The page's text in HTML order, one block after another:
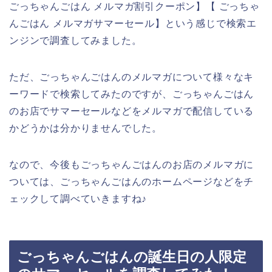
ごっちゃんごはん メルマガ割引クーポン】【 ごっちゃ
んごはん メルマガサマーセール】という感じで検索エ
ンジンで調査してみました。
ただ、ごっちゃんごはんのメルマガについて様々なキ
ーワードで検索してみたのですが、ごっちゃんごはん
のお店でサマーセールなどをメルマガで配信している
かどうかは分かりませんでした。
なので、今後もごっちゃんごはんのお店のメルマガに
ついては、ごっちゃんごはんのホームページなどをチ
ェックして調べていきますね♪
ごっちゃんごはんの誕生日の人限定